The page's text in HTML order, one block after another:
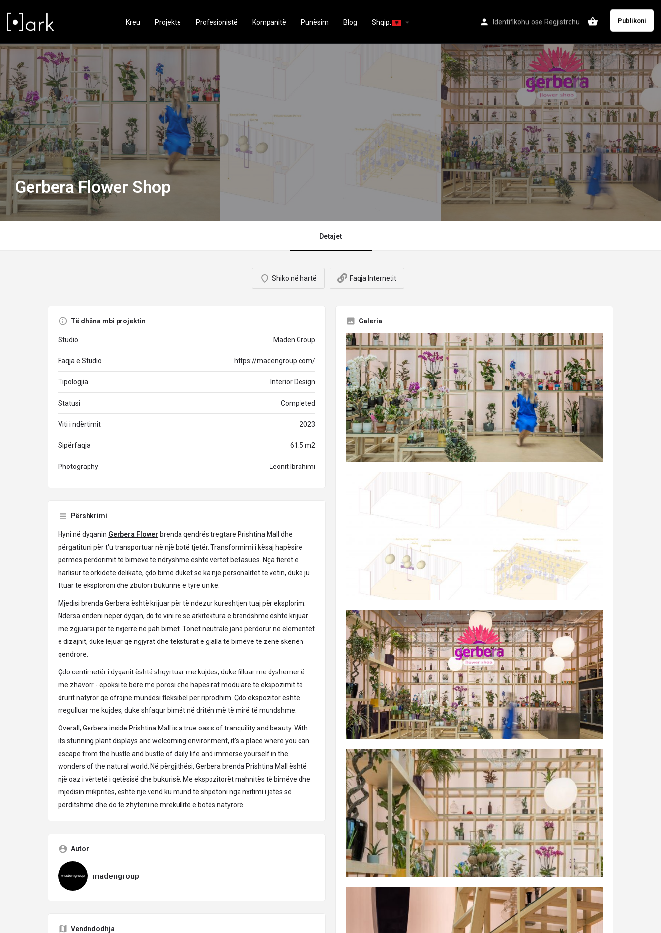
Identifikohu ose Regjistrohu Publikoni
Kreu Projekte Profesionistë Kompanitë Punësim Blog Shqip: arrow_drop_down
Gerbera Flower Shop
Detajet
Shiko në hartë Faqja Internetit
Të dhëna mbi projektin
Studio Maden Group
Faqja e Studio https://madengroup.com/
Tipologjia Interior Design
Statusi Completed
Viti i ndërtimit 2023
Sipërfaqja 61.5 m2
Photography Leonit Ibrahimi
Përshkrimi
Hyni në dyqanin Gerbera Flower brenda qendrës tregtare Prishtina Mall dhe
përgatituni për t'u transportuar në një botë tjetër. Transformimi i kësaj hapësire
përmes përdorimit të bimëve të ndryshme është vërtet befasues. Nga fierët e
harlisur te orkidetë delikate, çdo bimë duket se ka një personalitet të vetin, duke ju
ftuar të eksploroni dhe zbuloni bukurinë e tyre unike.
Mjedisi brenda Gerbera është krijuar për të ndezur kureshtjen tuaj për eksplorim.
Ndërsa endeni nëpër dyqan, do të vini re se arkitektura e brendshme është krijuar
me zgjuarsi për të nxjerrë në pah bimët. Tonet neutrale janë përdorur në elementët
e dizajnit, duke lejuar që ngjyrat dhe teksturat e gjalla të bimëve të zënë skenën
qendrore.
Çdo centimetër i dyqanit është shqyrtuar me kujdes, duke filluar me dyshemenë
me zhavorr - epoksi të bërë me porosi dhe hapësirat modulare të ekspozimit të
drurit natyror që ofrojnë mundësi fleksibël për riprodhim. Çdo ekspozitor është
rregulluar me kujdes, duke shfaqur bimët në dritën më të mirë të mundshme.
Overall, Gerbera inside Prishtina Mall is a true oasis of tranquility and beauty. With
its stunning plant displays and welcoming environment, it's a place where you can
escape from the hustle and bustle of daily life and immerse yourself in the
wonders of the natural world.
Në përgjithësi, Gerbera brenda Prishtina Mall është
një oaz i vërtetë i qetësisë dhe bukurisë. Me ekspozitorët mahnitës të bimëve dhe
mjedisin mikpritës, është një vend ku mund të shpëtoni nga nxitimi i jetës së
përditshme dhe do të zhyteni në mrekullitë e botës natyrore.
Autori
madengroup
Vendndodhja
Galeria